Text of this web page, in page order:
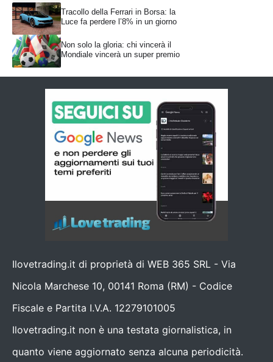
Tracollo della Ferrari in Borsa: la
Luce fa perdere l’8% in un giorno
Non solo la gloria: chi vincerà il
Mondiale vincerà un super premio
Ilovetrading.it di proprietà di WEB 365 SRL - Via
Nicola Marchese 10, 00141 Roma (RM) - Codice
Fiscale e Partita I.V.A. 12279101005
Ilovetrading.it non è una testata giornalistica, in
quanto viene aggiornato senza alcuna periodicità.